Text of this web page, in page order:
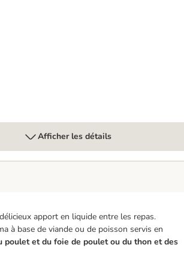
Afficher les détails
apport en liquide entre les repas.
à base de viande ou de poisson servis en
poulet et du foie de poulet ou du thon et des